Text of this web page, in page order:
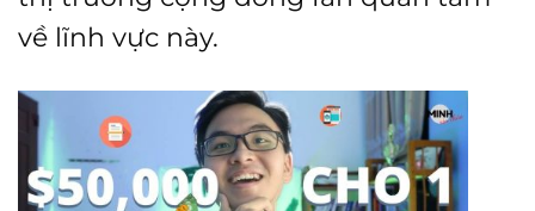
về lĩnh vực này.